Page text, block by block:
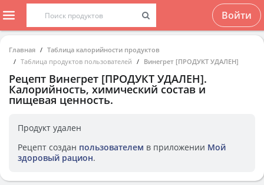
Войти
Главная
Таблица калорийности продуктов
Таблица продуктов пользователей
Винегрет [ПРОДУКТ УДАЛЕН]
Рецепт Винегрет [ПРОДУКТ УДАЛЕН].
Калорийность, химический состав и
пищевая ценность.
Продукт удален
Рецепт создан пользователем в приложении Мой
здоровый рацион.